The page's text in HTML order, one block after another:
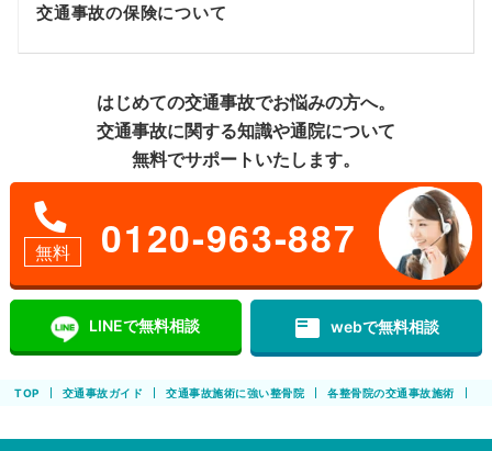
交通事故の保険について
はじめての交通事故でお悩みの方へ。
交通事故に関する知識や通院について
無料でサポートいたします。
無料 0120-963-887
LINEで無料相談 featured_play_list webで無料相談
TOP 交通事故ガイド 交通事故施術に強い整骨院 各整骨院の交通事故施術